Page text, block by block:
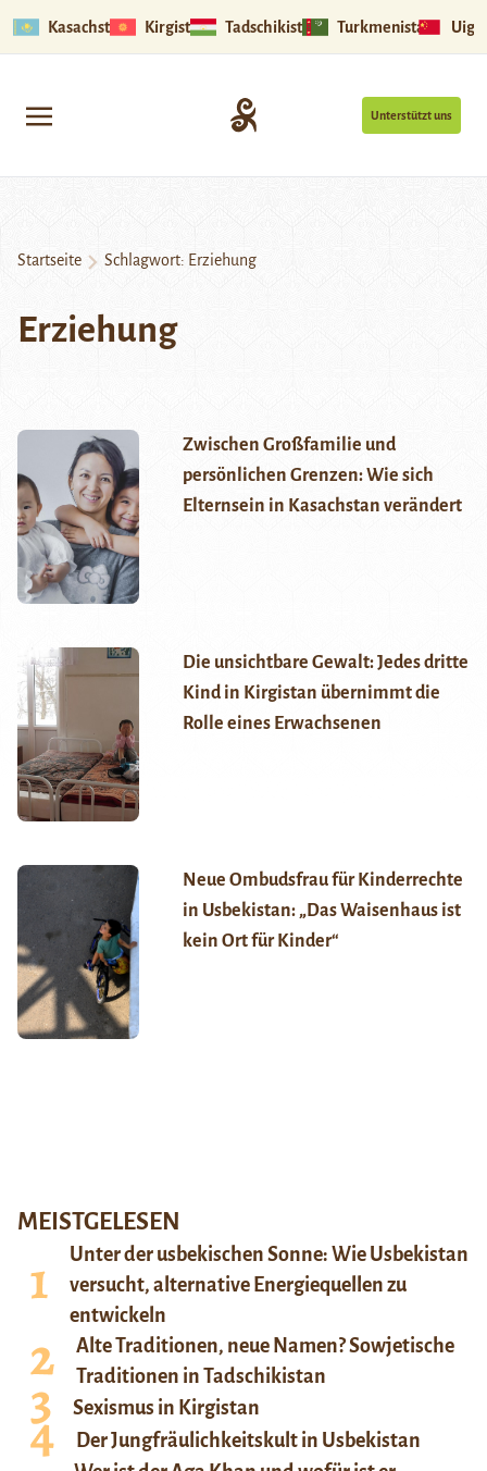
Kasachstan Kirgistan Tadschikistan Turkmenistan
Unterstützt uns
Startseite Schlagwort: Erziehung
Erziehung
Zwischen Großfamilie und
persönlichen Grenzen: Wie sich
Elternsein in Kasachstan verändert
Die unsichtbare Gewalt: Jedes dritte
Kind in Kirgistan übernimmt die
Rolle eines Erwachsenen
Neue Ombudsfrau für Kinderrechte
in Usbekistan: „Das Waisenhaus ist
kein Ort für Kinder“
MEISTGELESEN
Unter der usbekischen Sonne: Wie Usbekistan
versucht, alternative Energiequellen zu
entwickeln
Alte Traditionen, neue Namen? Sowjetische
Traditionen in Tadschikistan
Sexismus in Kirgistan
Der Jungfräulichkeitskult in Usbekistan